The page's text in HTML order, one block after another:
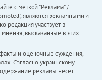
с меткой "Реклама" /
являются рекламными и
редакция участвует в
мнения, высказанные в этих
факты и оценочные суждения,
Согласно украинскому
рекламы несет